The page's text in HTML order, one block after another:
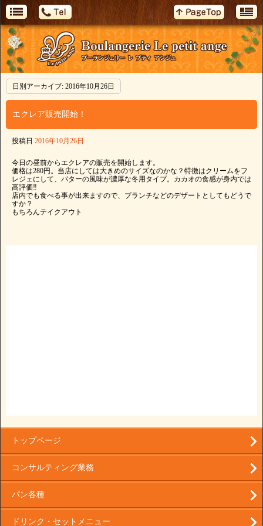
日別アーカイブ: 2016年10月26日
エクレア販売開始！
投稿日 2016年10月26日
今日の昼前からエクレアの販売を開始します。
価格は280円。当店にしては大きめのサイズなのかな？特徴はクリームをフ
レジェにして、バターの風味が濃厚な冬用タイプ。カカオの食感が身内では
高評価‼️
店内でも食べる事が出来ますので、ブランチなどのデザートとしてもどうで
すか？
もちろんテイクアウト
トップページ
コンサルティング業務
パン各種
ドリンク・セットメニュー